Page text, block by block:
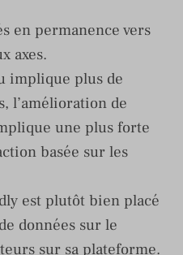
en permanence vers
axes.
implique plus de
l’amélioration de
une plus forte
basée sur les
est plutôt bien placé
données sur le
sur sa plateforme.